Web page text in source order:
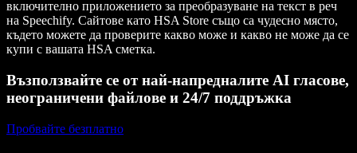
включително приложението за преобразуване на текст в реч
на Speechify. Сайтове като HSA Store също са чудесно място,
където можете да проверите какво може и какво не може да се
купи с вашата HSA сметка.
Възползвайте се от най-напредналите AI гласове,
неограничени файлове и 24/7 поддръжка
Пробвайте безплатно